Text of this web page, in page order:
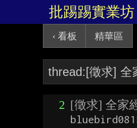
批踢踢實業坊
‹ 看板 精華區
2 [徵求] 全家